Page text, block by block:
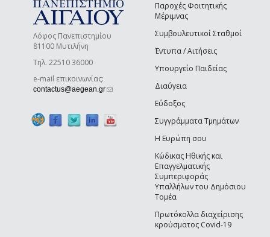
Λόφος Πανεπιστημίου
81100 Μυτιλήνη
Τηλ. 22510 36000
e-mail επικοινωνίας:
contactus@aegean.gr(link sends e-mail)
Παροχές Φοιτητικής
Μέριμνας
Συμβουλευτικοί Σταθμοί
Έντυπα / Αιτήσεις
Υπουργείο Παιδείας
Διαύγεια
Εύδοξος
Συγγράμματα Τμημάτων
Η Ευρώπη σου
Κώδικας Ηθικής και
Επαγγελματικής
Συμπεριφοράς
Υπαλλήλων του Δημόσιου
Τομέα
Πρωτόκολλα διαχείρισης
κρούσματος Covid-19